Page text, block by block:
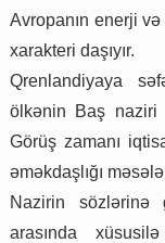
Avropanın enerji
xarakteri daşıyır.
Qrenlandiyaya
ölkənin Baş naziri
Görüş zamanı
əməkdaşlığı
Nazirin sözlərinə
arasında